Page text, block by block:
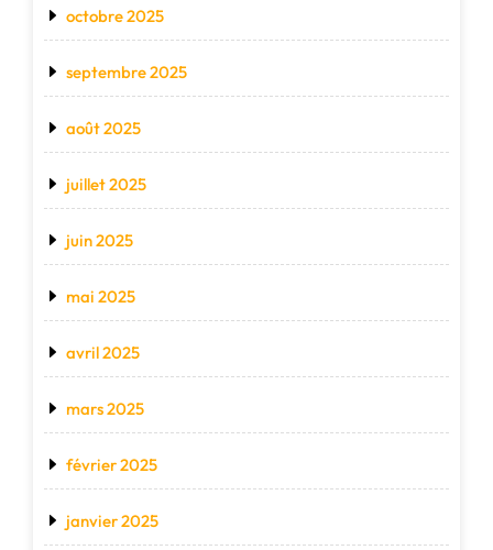
octobre 2025
septembre 2025
août 2025
juillet 2025
juin 2025
mai 2025
avril 2025
mars 2025
février 2025
janvier 2025